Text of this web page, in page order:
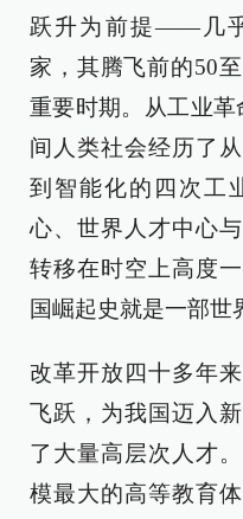
跃升为前提——几
家，其腾飞前的50
重要时期。从工业
间人类社会经历了
到智能化的四次工
心、世界人才中心
转移在时空上高度
国崛起史就是一部世
改革开放四十多年
飞跃，为我国迈入
了大量高层次人才
模最大的高等教育